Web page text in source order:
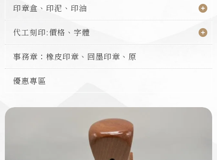
印章盒、印泥、印油
代工刻印:價格、字體
事務章：橡皮印章、回墨印章、原
優惠專區